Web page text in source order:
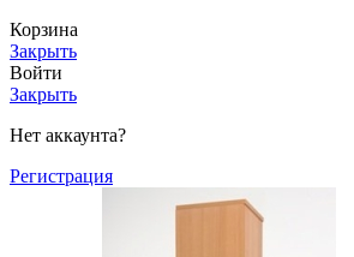
Корзина
Закрыть
Войти
Закрыть
Нет аккаунта?
Регистрация